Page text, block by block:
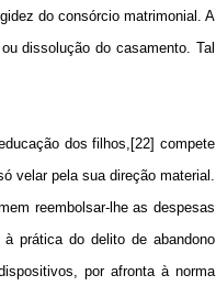
do consórcio matrimonial. A
dissolução do casamento. Tal
dos filhos,[22] compete
velar pela sua direção material.
reembolsar-lhe as despesas
prática do delito de abandono
por afronta à norma